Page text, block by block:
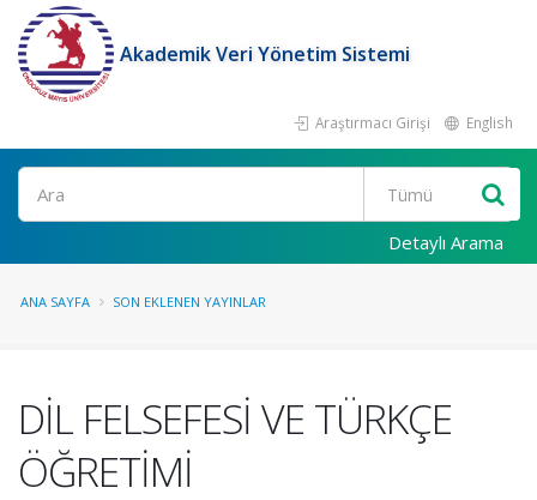
Akademik Veri Yönetim Sistemi
Araştırmacı Girişi English
Ara
Detaylı Arama
ANA SAYFA SON EKLENEN YAYINLAR
DİL FELSEFESİ VE TÜRKÇE
ÖĞRETİMİ